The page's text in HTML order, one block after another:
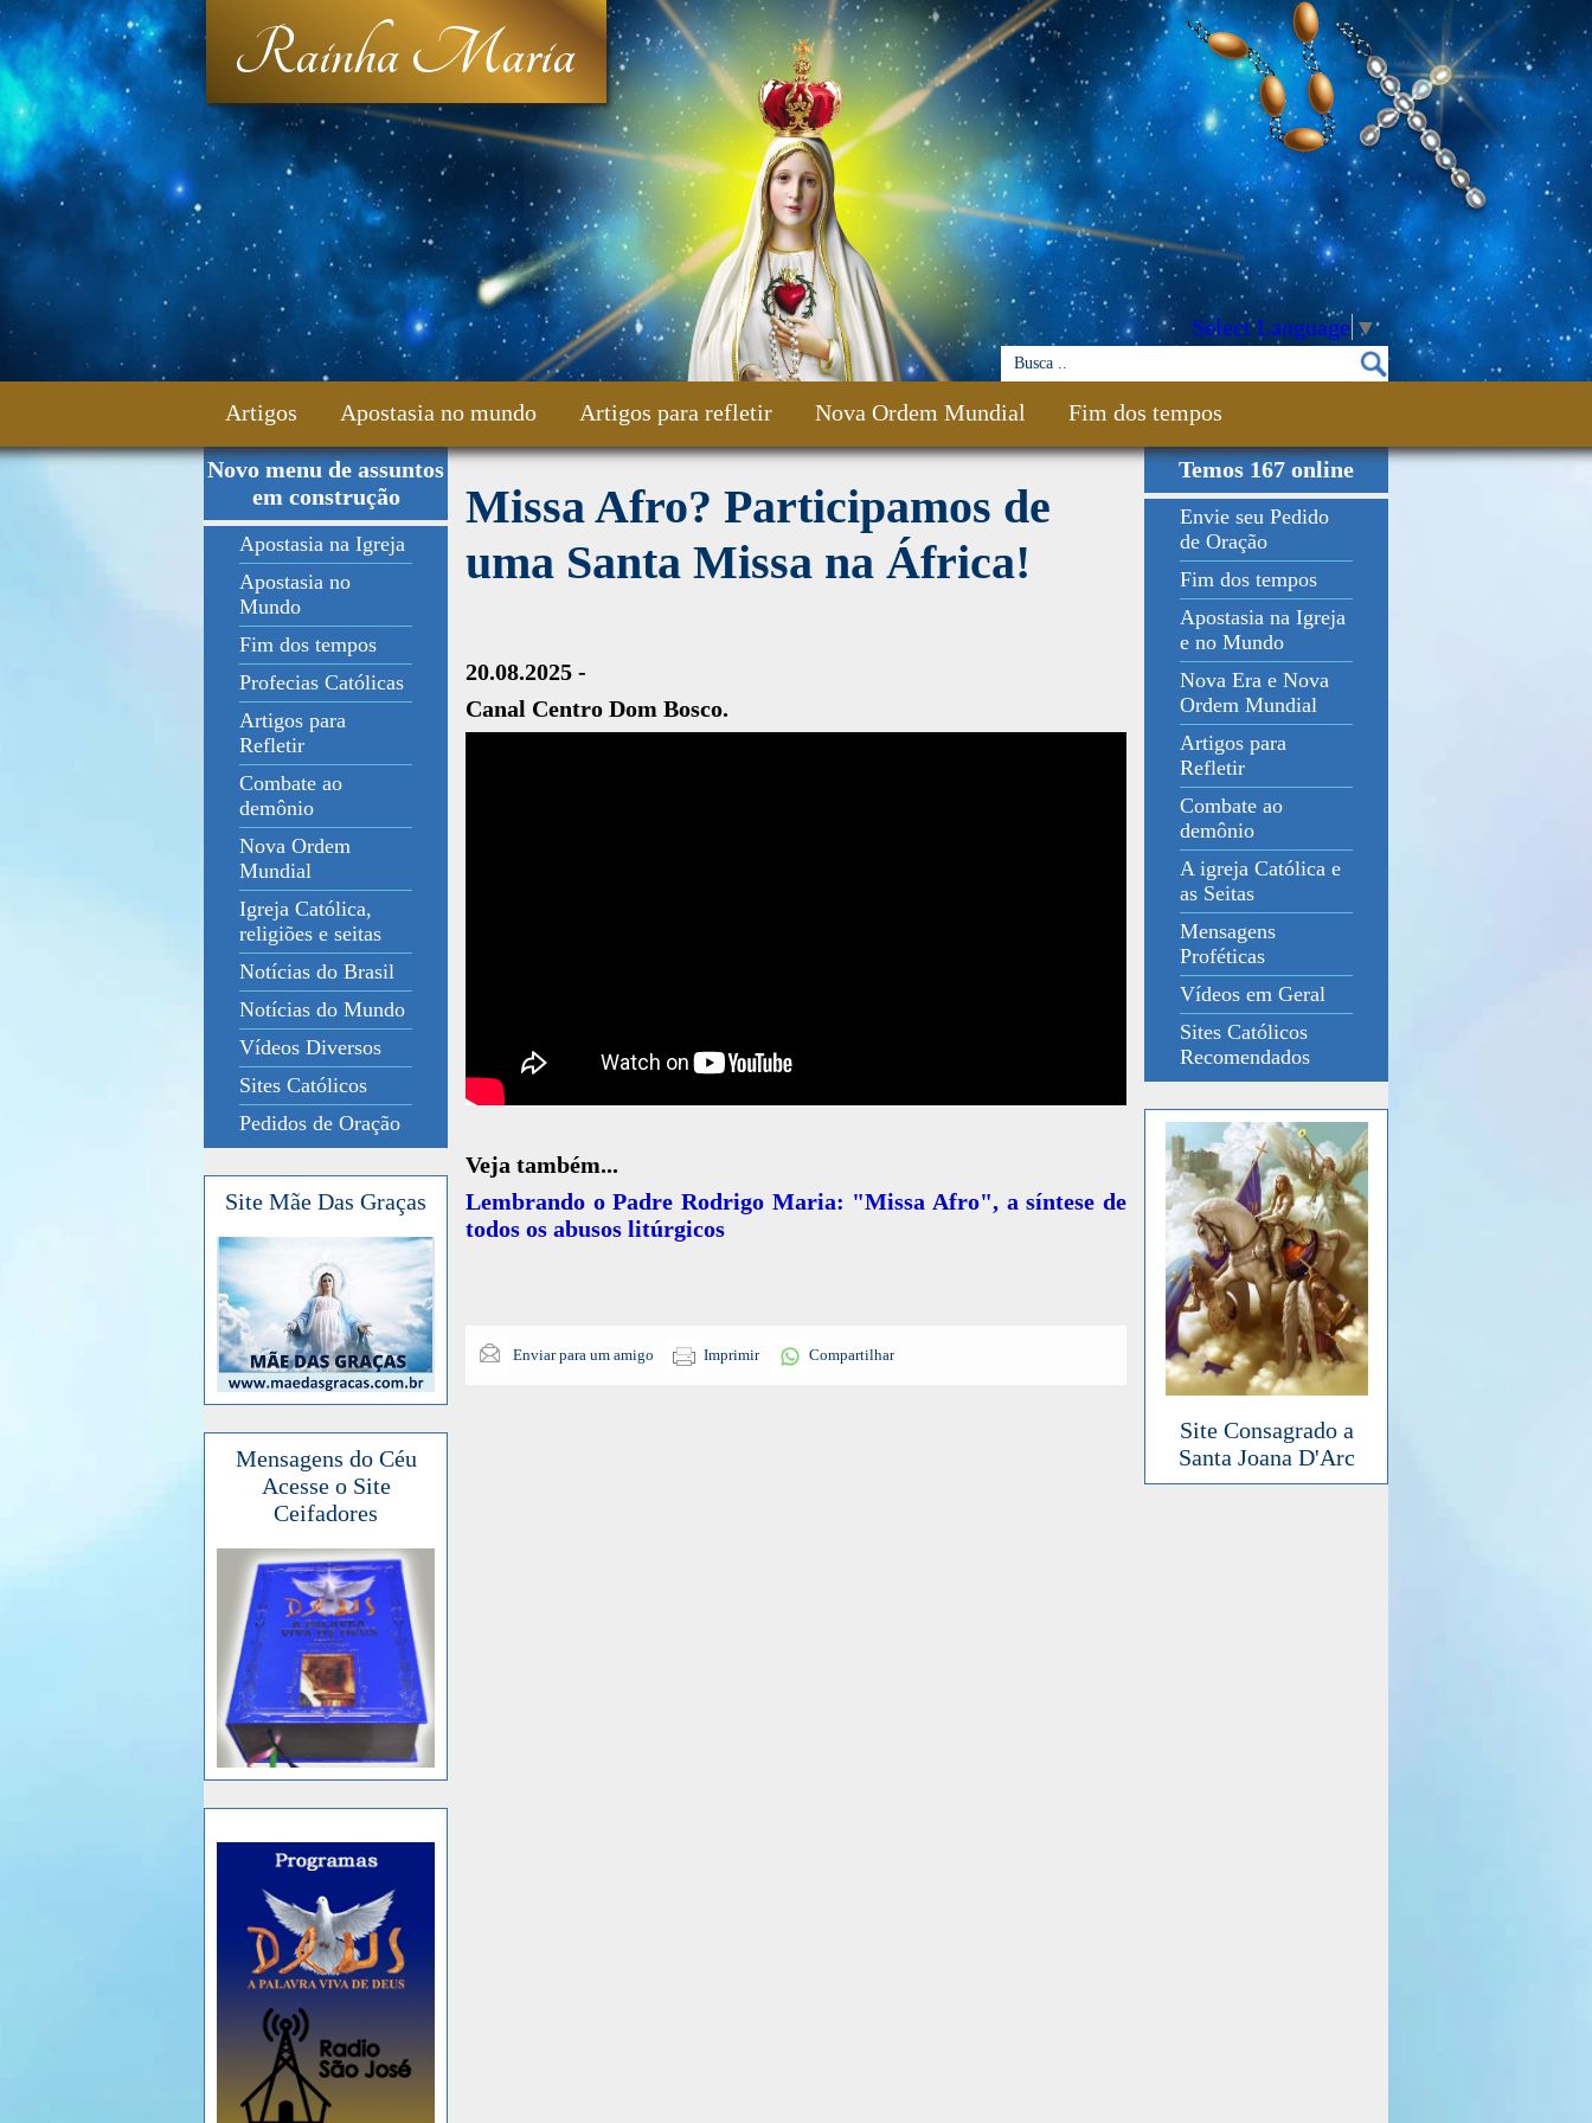
Rainha Maria
Select Language ▼
Artigos Apostasia no mundo Artigos para refletir Nova Ordem Mundial Fim dos tempos
Fale Conosco
Novo menu de assuntos
em construção
Apostasia na Igreja
Apostasia no
Mundo
Fim dos tempos
Profecias Católicas
Artigos para
Refletir
Combate ao
demônio
Nova Ordem
Mundial
Igreja Católica,
religiões e seitas
Notícias do Brasil
Notícias do Mundo
Vídeos Diversos
Sites Católicos
Pedidos de Oração
Site Mãe Das Graças
Mensagens do Céu
Acesse o Site
Ceifadores
Missa Afro? Participamos de
uma Santa Missa na África!
20.08.2025 -
Canal Centro Dom Bosco.
Veja também...
Lembrando o Padre Rodrigo Maria: "Missa Afro", a síntese de
todos os abusos litúrgicos
Enviar para um amigo Imprimir Compartilhar
Temos 167 online
Envie seu Pedido
de Oração
Fim dos tempos
Apostasia na Igreja
e no Mundo
Nova Era e Nova
Ordem Mundial
Artigos para
Refletir
Combate ao
demônio
A igreja Católica e
as Seitas
Mensagens
Proféticas
Vídeos em Geral
Sites Católicos
Recomendados
Site Consagrado a
Santa Joana D'Arc